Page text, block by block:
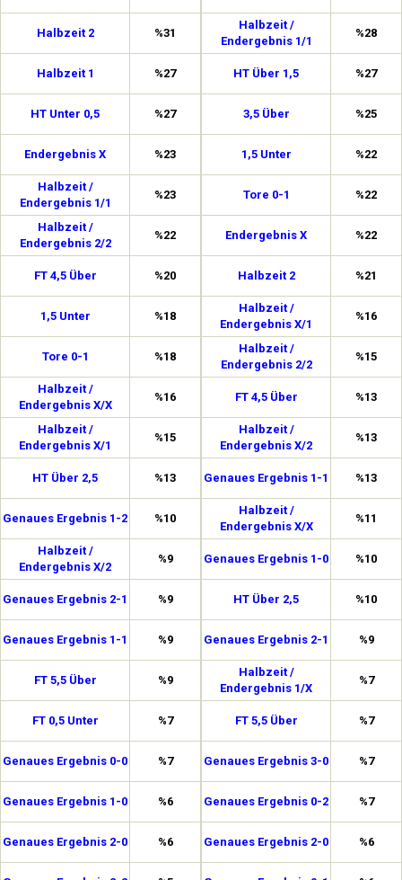
Halbzeit 2 %31
Halbzeit 1 %27
HT Unter 0,5 %27
Endergebnis X %23
Halbzeit /
Endergebnis 1/1
%23
Halbzeit /
Endergebnis 2/2
%22
FT 4,5 Über %20
1,5 Unter %18
Tore 0-1 %18
Halbzeit /
Endergebnis X/X
%16
Halbzeit /
Endergebnis X/1
%15
HT Über 2,5 %13
Genaues Ergebnis 1-2 %10
Halbzeit /
Endergebnis X/2
%9
Genaues Ergebnis 2-1 %9
Genaues Ergebnis 1-1 %9
FT 5,5 Über %9
FT 0,5 Unter %7
Genaues Ergebnis 0-0 %7
Genaues Ergebnis 1-0 %6
Genaues Ergebnis 2-0 %6
Halbzeit /
Endergebnis 1/1
%28
HT Über 1,5 %27
3,5 Über %25
1,5 Unter %22
Tore 0-1 %22
Endergebnis X %22
Halbzeit 2 %21
Halbzeit /
Endergebnis X/1
%16
Halbzeit /
Endergebnis 2/2
%15
FT 4,5 Über %13
Halbzeit /
Endergebnis X/2
%13
Genaues Ergebnis 1-1 %13
Halbzeit /
Endergebnis X/X
%11
Genaues Ergebnis 1-0 %10
HT Über 2,5 %10
Genaues Ergebnis 2-1 %9
Halbzeit /
Endergebnis 1/X
%7
FT 5,5 Über %7
Genaues Ergebnis 3-0 %7
Genaues Ergebnis 0-2 %7
Genaues Ergebnis 2-0 %6